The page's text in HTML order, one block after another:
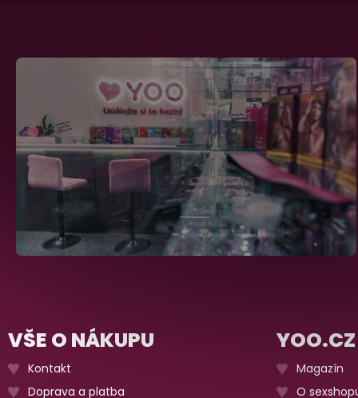
VŠE O NÁKUPU
Kontakt
Doprava a platba
YOO.CZ
Magazín
O